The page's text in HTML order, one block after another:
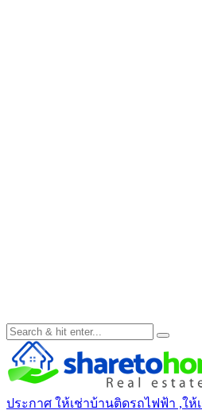
ประกาศ ให้เช่าบ้านติดรถไฟฟ้า ,ให้